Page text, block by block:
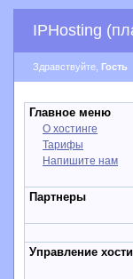
IPHosting
Здравствуйте, Гость
Главное меню
О хостинге
Тарифы
Напишите нам
Партнеры
Управление